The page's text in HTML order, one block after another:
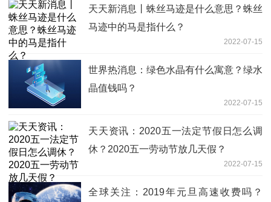
天天新消息丨蛛丝马迹是什么意思？蛛丝
马迹中的马是指什么？
2022-07-15
世界热消息：绿色水晶有什么寓意？绿水
晶值钱吗？
2022-07-15
天天资讯：2020五一法定节假日怎么调
休？2020五一劳动节放几天假？
2022-07-15
全球关注：2019年元旦高速收费吗？